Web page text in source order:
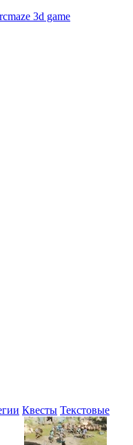
3d game
Квесты Текстовые